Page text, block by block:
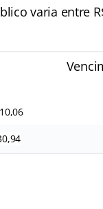
varia entre